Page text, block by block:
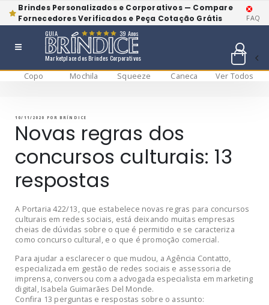
Brindes Personalizados e Corporativos — Compare
Fornecedores Verificados e Peça Cotação Grátis
FAQ
Marketplace dos Brindes Corporativos
GUIA 39 Anos
Copo Mochila Squeeze Caneca
Ver Todos
conteúdo
PUBLICADO
10/11/2020 PORBRÍNDICE
Novas regras dos
concursos culturais: 13
respostas
A Portaria 422/13, que estabelece novas regras para concursos
culturais em redes sociais, está deixando muitas empresas
cheias de dúvidas sobre o que é permitido e se caracteriza
como concurso cultural, e o que é promoção comercial.
Para ajudar a esclarecer o que mudou, a Agência Contatto,
especializada em gestão de redes sociais e assessoria de
imprensa, conversou com a advogada especialista em marketing
digital, Isabela Guimarães Del Monde.
Confira 13 perguntas e respostas sobre o assunto: